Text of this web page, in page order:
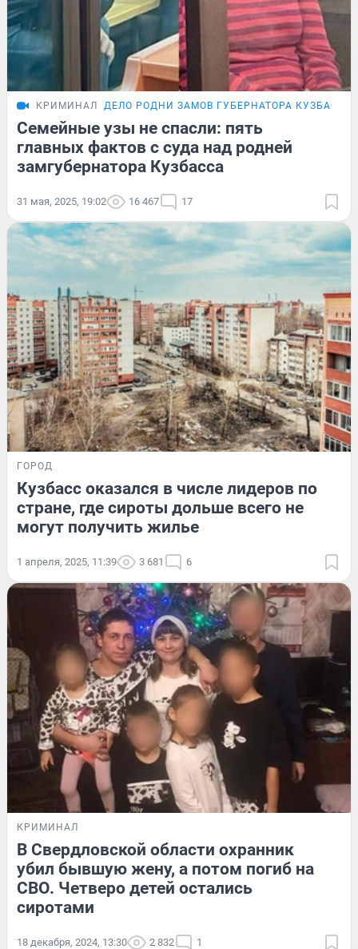
КРИМИНАЛ ДЕЛО РОДНИ ЗАМОВ ГУБЕРНАТОРА КУЗБАССА
Семейные узы не спасли: пять
главных фактов с суда над родней
замгубернатора Кузбасса
31 мая, 2025, 19:02 16 467 17
ГОРОД
Кузбасс оказался в числе лидеров по
стране, где сироты дольше всего не
могут получить жилье
1 апреля, 2025, 11:39 3 681 6
КРИМИНАЛ
В Свердловской области охранник
убил бывшую жену, а потом погиб на
СВО. Четверо детей остались
сиротами
18 декабря, 2024, 13:30 2 832 1